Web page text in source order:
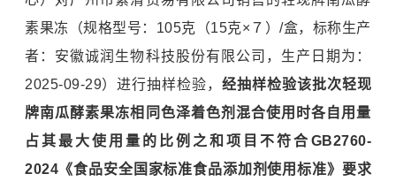
素果冻（规格型号：105克（15克×７）/盒，标称生产
者：安徽诚润生物科技股份有限公司，生产日期为：
2025-09-29）进行抽样检验， 经抽样检验该批次轻现
牌南瓜酵素果冻相同色泽着色剂混合使用时各自用量
占其最大使用量的比例之和项目不符合GB2760-
2024《食品安全国家标准食品添加剂使用标准》要求